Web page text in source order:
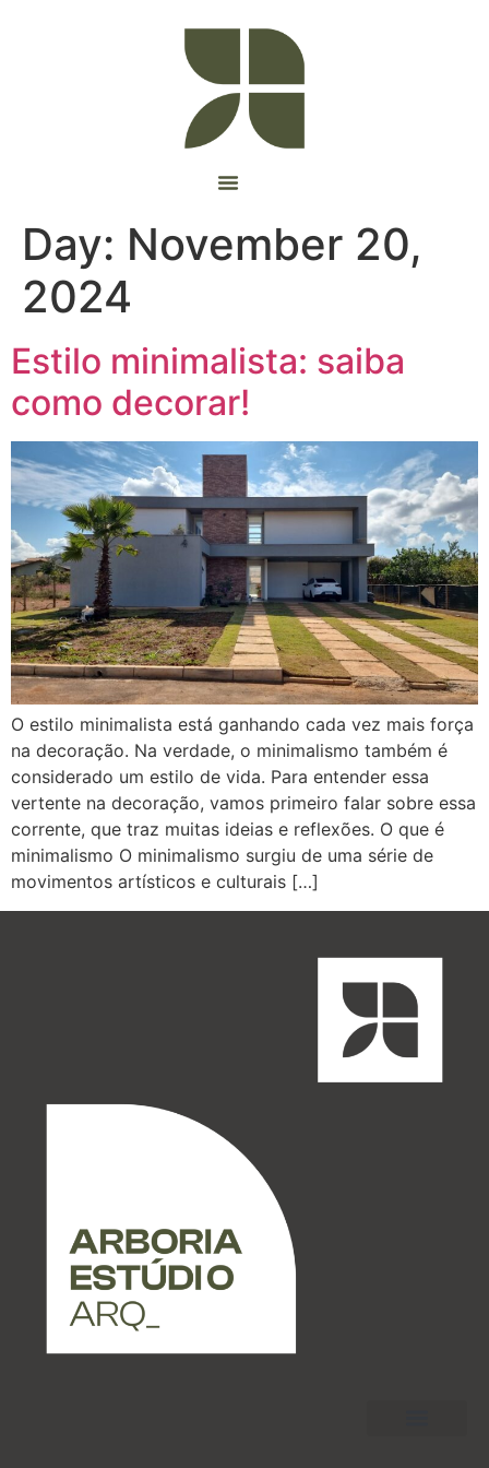
Day: November 20,
2024
Estilo minimalista: saiba
como decorar!
O estilo minimalista está ganhando cada vez mais força
na decoração. Na verdade, o minimalismo também é
considerado um estilo de vida. Para entender essa
vertente na decoração, vamos primeiro falar sobre essa
corrente, que traz muitas ideias e reflexões. O que é
minimalismo O minimalismo surgiu de uma série de
movimentos artísticos e culturais […]